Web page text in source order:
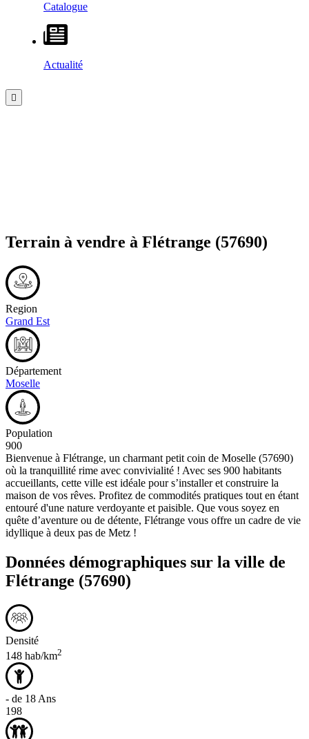
Catalogue
Actualité
Terrain à vendre à Flétrange (57690)
Region
Grand Est
Département
Moselle
Population
900
Bienvenue à Flétrange, un charmant petit coin de Moselle (57690)
où la tranquillité rime avec convivialité ! Avec ses 900 habitants
accueillants, cette ville est idéale pour s’installer et construire la
maison de vos rêves. Profitez de commodités pratiques tout en étant
entouré d'une nature verdoyante et paisible. Que vous soyez en
quête d’aventure ou de détente, Flétrange vous offre un cadre de vie
idyllique à deux pas de Metz !
Données démographiques sur la ville de
Flétrange (57690)
Densité
148 hab/km2
- de 18 Ans
198